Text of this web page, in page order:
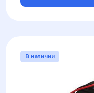
В наличии